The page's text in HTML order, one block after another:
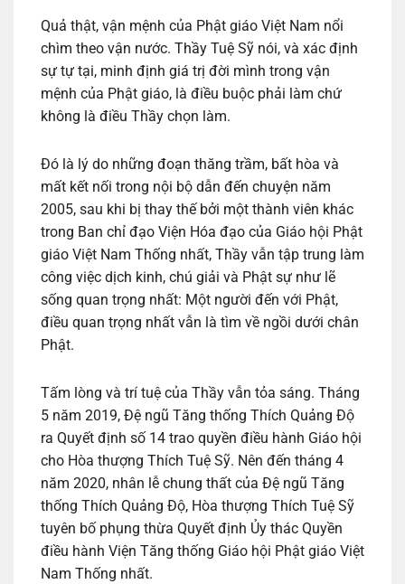
Quả thật, vận mệnh của Phật giáo Việt Nam nổi
chìm theo vận nước. Thầy Tuệ Sỹ nói, và xác định
sự tự tại, minh định giá trị đời mình trong vận
mệnh của Phật giáo, là điều buộc phải làm chứ
không là điều Thầy chọn làm.
Đó là lý do những đoạn thăng trầm, bất hòa và
mất kết nối trong nội bộ dẫn đến chuyện năm
2005, sau khi bị thay thế bởi một thành viên khác
trong Ban chỉ đạo Viện Hóa đạo của Giáo hội Phật
giáo Việt Nam Thống nhất, Thầy vẫn tập trung làm
công việc dịch kinh, chú giải và Phật sự như lẽ
sống quan trọng nhất: Một người đến với Phật,
điều quan trọng nhất vẫn là tìm về ngồi dưới chân
Phật.
Tấm lòng và trí tuệ của Thầy vẫn tỏa sáng. Tháng
5 năm 2019, Đệ ngũ Tăng thống Thích Quảng Độ
ra Quyết định số 14 trao quyền điều hành Giáo hội
cho Hòa thượng Thích Tuệ Sỹ. Nên đến tháng 4
năm 2020, nhân lễ chung thất của Đệ ngũ Tăng
thống Thích Quảng Độ, Hòa thượng Thích Tuệ Sỹ
tuyên bố phụng thừa Quyết định Ủy thác Quyền
điều hành Viện Tăng thống Giáo hội Phật giáo Việt
Nam Thống nhất.